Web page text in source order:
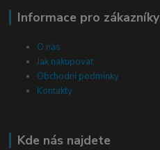
Informace pro zákazníky
O nás
Jak nakupovat
Obchodní podmínky
Kontakty
Kde nás najdete